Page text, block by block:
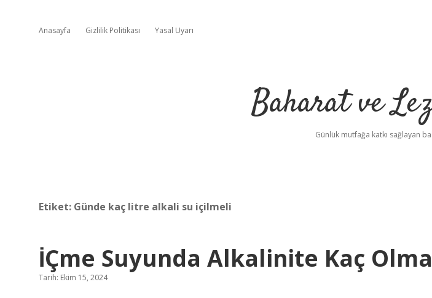
Anasayfa Gizlilik Politikası Yasal Uyarı
Baharat ve
Günlük mutfağa katkı sağlayan
Etiket: Günde kaç litre alkali su içilmeli
İÇme Suyunda Alkalinite Kaç
Tarih: Ekim 15, 2024